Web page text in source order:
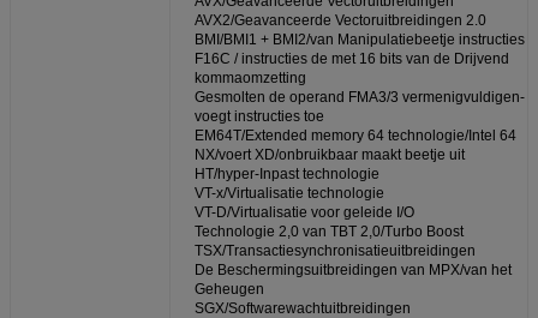
AVX2/Geavanceerde Vectoruitbreidingen 2.0
BMI/BMI1 + BMI2/van Manipulatiebeetje instructies
F16C / instructies de met 16 bits van de Drijvend
kommaomzetting
Gesmolten de operand FMA3/3 vermenigvuldigen-
voegt instructies toe
EM64T/Extended memory 64 technologie/Intel 64
NX/voert XD/onbruikbaar maakt beetje uit
HT/hyper-Inpast technologie
VT-x/Virtualisatie technologie
VT-D/Virtualisatie voor geleide I/O
Technologie 2,0 van TBT 2,0/Turbo Boost
TSX/Transactiesynchronisatieuitbreidingen
De Beschermingsuitbreidingen van MPX/van het
Geheugen
SGX/Softwarewachtuitbreidingen